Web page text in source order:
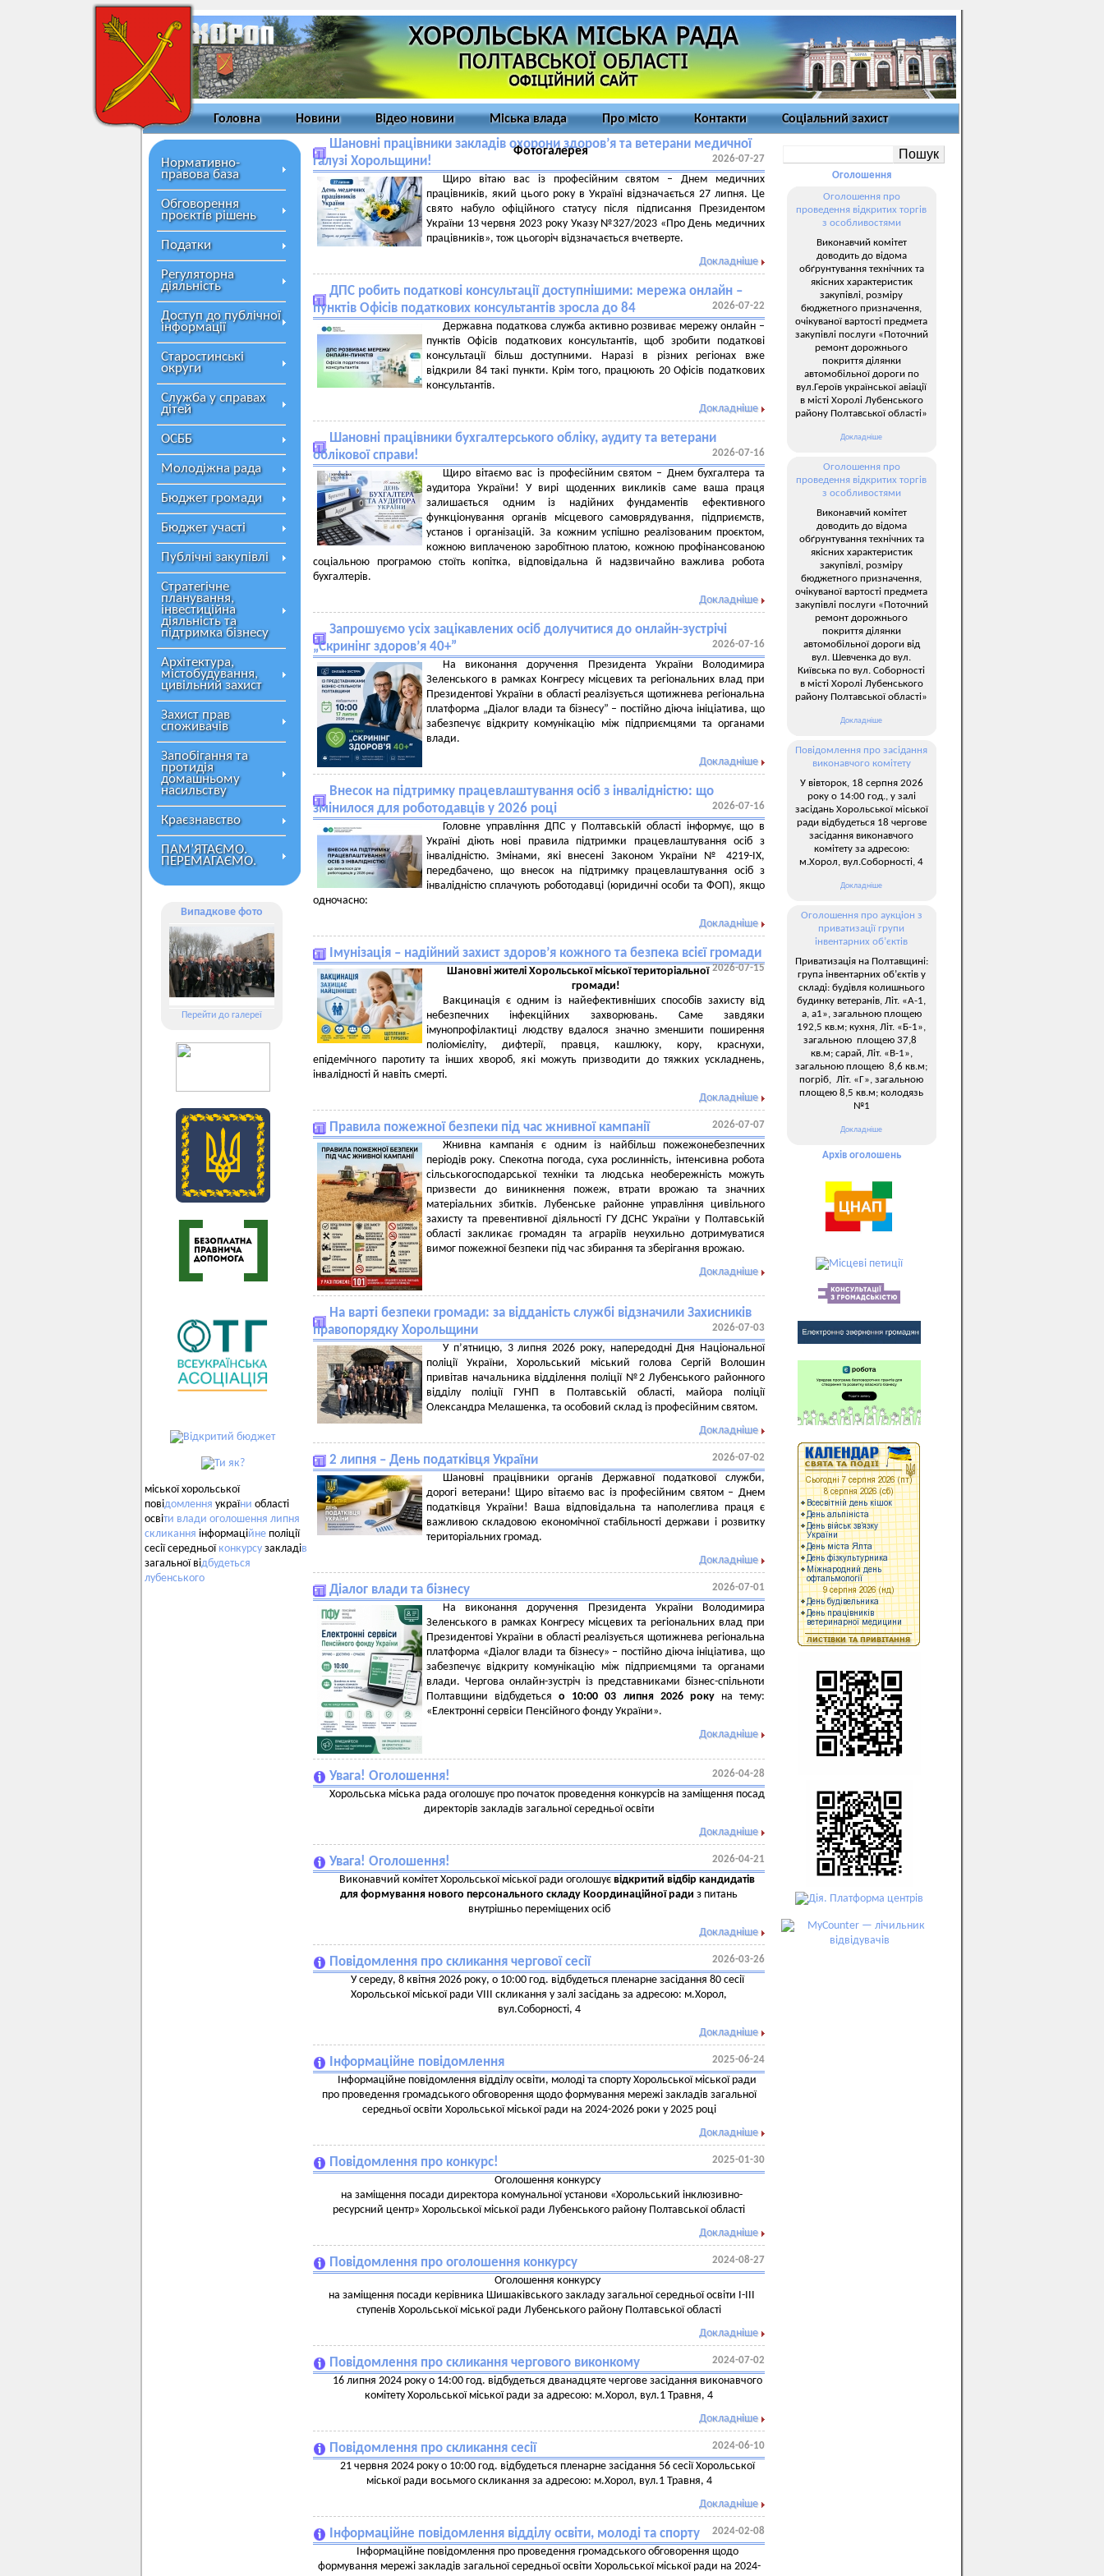
Головна Новини Відео новини Міська влада Про місто Контакти Соціальний захист
Фотогалерея
Нормативно-
правова база
Обговорення
проєктів рішень
Податки
Регуляторна
діяльність
Доступ до публічної
інформації
Старостинські
округи
Служба у справах
дітей
ОСББ
Молодіжна рада
Бюджет громади
Бюджет участі
Публічні закупівлі
Стратегічне
планування,
інвестиційна
діяльність та
підтримка бізнесу
Архітектура,
містобудування,
цивільний захист
Захист прав
споживачів
Запобігання та
протидія
домашньому
насильству
Краєзнавство
ПАМ’ЯТАЄМО.
ПЕРЕМАГАЄМО.
Випадкове фото
Перейти до галереї
міської хорольської
повідомлення україни області
освіти влади оголошення липня
скликання інформаційне поліції
сесії середньої конкурсу закладів
загальної відбудеться
лубенського
Шановні працівники закладів охорони здоров’я та ветерани медичної
галузі Хорольщини!
2026-07-27
Щиро вітаю вас із професійним святом – Днем медичних
працівників, який цього року в Україні відзначається 27 липня. Це
свято набуло офіційного статусу після підписання Президентом
України 13 червня 2023 року Указу №327/2023 «Про День медичних
працівників», тож цьогоріч відзначається вчетверте.
Докладніше
ДПС робить податкові консультації доступнішими: мережа онлайн –
пунктів Офісів податкових консультантів зросла до 84
2026-07-22
Державна податкова служба активно розвиває мережу онлайн –
пунктів Офісів податкових консультантів, щоб зробити податкові
консультації більш доступними. Наразі в різних регіонах вже
відкрили 84 такі пункти. Крім того, працюють 20 Офісів податкових
консультантів.
Докладніше
Шановні працівники бухгалтерського обліку, аудиту та ветерани
облікової справи!
2026-07-16
Щиро вітаємо вас із професійним святом – Днем бухгалтера та
аудитора України! У вирі щоденних викликів саме ваша праця
залишається одним із надійних фундаментів ефективного
функціонування органів місцевого самоврядування, підприємств,
установ і організацій. За кожним успішно реалізованим проєктом,
кожною виплаченою заробітною платою, кожною профінансованою
соціальною програмою стоїть копітка, відповідальна й надзвичайно важлива робота
бухгалтерів.
Докладніше
Запрошуємо усіх зацікавлених осіб долучитися до онлайн-зустрічі
„Скринінг здоров’я 40+”
2026-07-16
На виконання доручення Президента України Володимира
Зеленського в рамках Конгресу місцевих та регіональних влад при
Президентові України в області реалізується щотижнева регіональна
платформа „Діалог влади та бізнесу” – постійно діюча ініціатива, що
забезпечує відкриту комунікацію між підприємцями та органами
влади.
Докладніше
Внесок на підтримку працевлаштування осіб з інвалідністю: що
змінилося для роботодавців у 2026 році
2026-07-16
Головне управління ДПС у Полтавській області інформує, що в
Україні діють нові правила підтримки працевлаштування осіб з
інвалідністю. Змінами, які внесені Законом України № 4219-ІХ,
передбачено, що внесок на підтримку працевлаштування осіб з
інвалідністю сплачують роботодавці (юридичні особи та ФОП), якщо
одночасно:
Докладніше
Імунізація – надійний захист здоров’я кожного та безпека всієї громади
2026-07-15
Шановні жителі Хорольської міської територіальної
громади!
Вакцинація є одним із найефективніших способів захисту від
небезпечних інфекційних захворювань. Саме завдяки
імунопрофілактиці людству вдалося значно зменшити поширення
поліомієліту, дифтерії, правця, кашлюку, кору, краснухи,
епідемічного паротиту та інших хвороб, які можуть призводити до тяжких ускладнень,
інвалідності й навіть смерті.
Докладніше
Правила пожежної безпеки під час жнивної кампанії 2026-07-07
Жнивна кампанія є одним із найбільш пожежонебезпечних
періодів року. Спекотна погода, суха рослинність, інтенсивна робота
сільськогосподарської техніки та людська необережність можуть
призвести до виникнення пожеж, втрати врожаю та значних
матеріальних збитків. Лубенське районне управління цивільного
захисту та превентивної діяльності ГУ ДСНС України у Полтавській
області закликає громадян та аграріїв неухильно дотримуватися
вимог пожежної безпеки під час збирання та зберігання врожаю.
Докладніше
На варті безпеки громади: за відданість службі відзначили Захисників
правопорядку Хорольщини
2026-07-03
У п’ятницю, 3 липня 2026 року, напередодні Дня Національної
поліції України, Хорольський міський голова Сергій Волошин
привітав начальника відділення поліції №2 Лубенського районного
відділу поліції ГУНП в Полтавській області, майора поліції
Олександра Мелашенка, та особовий склад із професійним святом.
Докладніше
2 липня – День податківця України 2026-07-02
Шановні працівники органів Державної податкової служби,
дорогі ветерани! Щиро вітаємо вас із професійним святом – Днем
податківця України! Ваша відповідальна та наполеглива праця є
важливою складовою економічної стабільності держави і розвитку
територіальних громад.
Докладніше
Діалог влади та бізнесу 2026-07-01
На виконання доручення Президента України Володимира
Зеленського в рамках Конгресу місцевих та регіональних влад при
Президентові України в області реалізується щотижнева регіональна
платформа «Діалог влади та бізнесу» – постійно діюча ініціатива, що
забезпечує відкриту комунікацію між підприємцями та органами
влади. Чергова онлайн-зустріч із представниками бізнес-спільноти
Полтавщини відбудетьсяо 10:00 03 липня 2026 рокуна тему:
«Електронні сервіси Пенсійного фонду України».
Докладніше
Увага! Оголошення! 2026-04-28
Хорольська міська рада оголошує про початок проведення конкурсів на заміщення посад
директорів закладів загальної середньої освіти
Докладніше
Увага! Оголошення! 2026-04-21
Виконавчий комітет Хорольської міської ради оголошує відкритий відбір кандидатів
для формування нового персонального складу Координаційної ради з питань
внутрішньо переміщених осіб
Докладніше
Повідомлення про скликання чергової сесії 2026-03-26
У середу, 8 квітня 2026 року, о 10:00 год. відбудеться пленарне засідання 80 сесії
Хорольської міської ради VIII скликання у залі засідань за адресою: м.Хорол,
вул.Соборності, 4
Докладніше
Інформаційне повідомлення 2025-06-24
Інформаційне повідомлення відділу освіти, молоді та спорту Хорольської міської ради
про проведення громадського обговорення щодо формування мережі закладів загальної
середньої освіти Хорольської міської ради на 2024-2026 роки у 2025 році
Докладніше
Повідомлення про конкурс! 2025-01-30
Оголошення конкурсу
на заміщення посади директора комунальної установи «Хорольський інклюзивно-
ресурсний центр» Хорольської міської ради Лубенського району Полтавської області
Докладніше
Повідомлення про оголошення конкурсу 2024-08-27
Оголошення конкурсу
на заміщення посади керівника Шишаківського закладу загальної середньої освіти І-ІІІ
ступенів Хорольської міської ради Лубенського району Полтавської області
Докладніше
Повідомлення про скликання чергового виконкому 2024-07-02
16 липня 2024 року о 14:00 год. відбудеться дванадцяте чергове засідання виконавчого
комітету Хорольської міської ради за адресою: м.Хорол, вул.1 Травня, 4
Докладніше
Повідомлення про скликання сесії 2024-06-10
21 червня 2024 року о 10:00 год. відбудеться пленарне засідання 56 сесії Хорольської
міської ради восьмого скликання за адресою: м.Хорол, вул.1 Травня, 4
Докладніше
Інформаційне повідомлення відділу освіти, молоді та спорту 2024-02-08
Інформаційне повідомлення про проведення громадського обговорення щодо
формування мережі закладів загальної середньої освіти Хорольської міської ради на 2024-
Оголошення
Оголошення про
проведення відкритих торгів
з особливостями
Виконавчий комітет
доводить до відома
обґрунтування технічних та
якісних характеристик
закупівлі, розміру
бюджетного призначення,
очікуваної вартості предмета
закупівлі послуги «Поточний
ремонт дорожнього
покриття ділянки
автомобільної дороги по
вул.Героїв української авіації
в місті Хоролі Лубенського
району Полтавської області»
Докладніше
Оголошення про
проведення відкритих торгів
з особливостями
Виконавчий комітет
доводить до відома
обґрунтування технічних та
якісних характеристик
закупівлі, розміру
бюджетного призначення,
очікуваної вартості предмета
закупівлі послуги «Поточний
ремонт дорожнього
покриття ділянки
автомобільної дороги від
вул. Шевченка до вул.
Київська по вул. Соборності
в місті Хоролі Лубенського
району Полтавської області»
Докладніше
Повідомлення про засідання
виконавчого комітету
У вівторок, 18 серпня 2026
року о 14:00 год., у залі
засідань Хорольської міської
ради відбудеться 18 чергове
засідання виконавчого
комітету за адресою:
м.Хорол, вул.Соборності, 4
Докладніше
Оголошення про аукціон з
приватизації групи
інвентарних об’єктів
Приватизація на Полтавщині:
група інвентарних об’єктів у
складі: будівля колишнього
будинку ветеранів, Літ. «А-1,
а, а1», загальною площею
192,5 кв.м; кухня, Літ. «Б-1»,
загальною площею 37,8
кв.м; сарай, Літ. «В-1»,
загальною площею 8,6 кв.м;
погріб, Літ. «Г», загальною
площею 8,5 кв.м; колодязь
№1
Докладніше
Архів оголошень